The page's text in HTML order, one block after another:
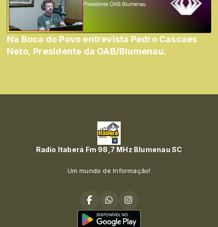
Na Boca do Povo entrevista Pedro Cascaes
Neto, Presidente da OAB/Blumenau.
Radio Itaberá Fm 98,7 MHz Blumenau SC
Um mundo de Informação!